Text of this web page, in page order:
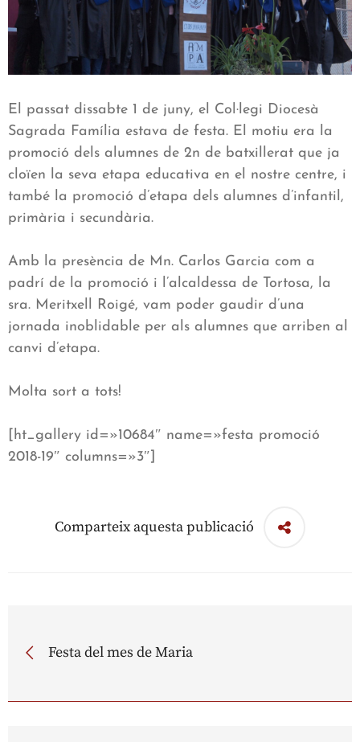
El passat dissabte 1 de juny, el Col·legi Diocesà
Sagrada Família estava de festa. El motiu era la
promoció dels alumnes de 2n de batxillerat que ja
cloïen la seva etapa educativa en el nostre centre, i
també la promoció d’etapa dels alumnes d’infantil,
primària i secundària.
Amb la presència de Mn. Carlos Garcia com a
padrí de la promoció i l’alcaldessa de Tortosa, la
sra. Meritxell Roigé, vam poder gaudir d’una
jornada inoblidable per als alumnes que arriben al
canvi d’etapa.
Molta sort a tots!
[ht_gallery id=»10684″ name=»festa promoció
2018-19″ columns=»3″]
Comparteix aquesta publicació
Festa del mes de Maria